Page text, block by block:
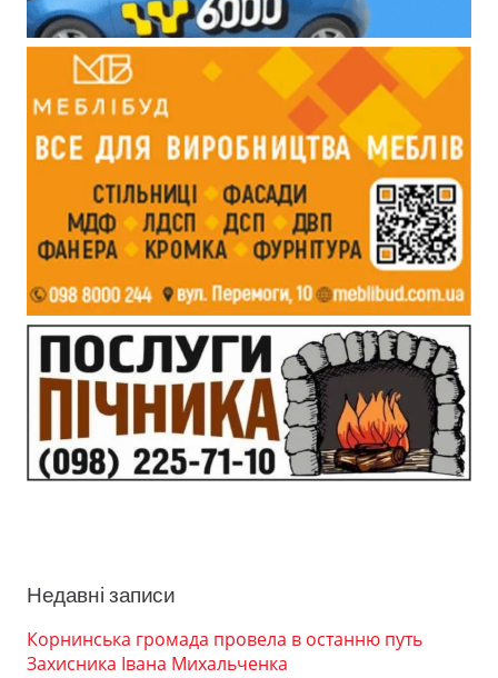
Недавні записи
Корнинська громада провела в останню путь
Захисника Івана Михальченка